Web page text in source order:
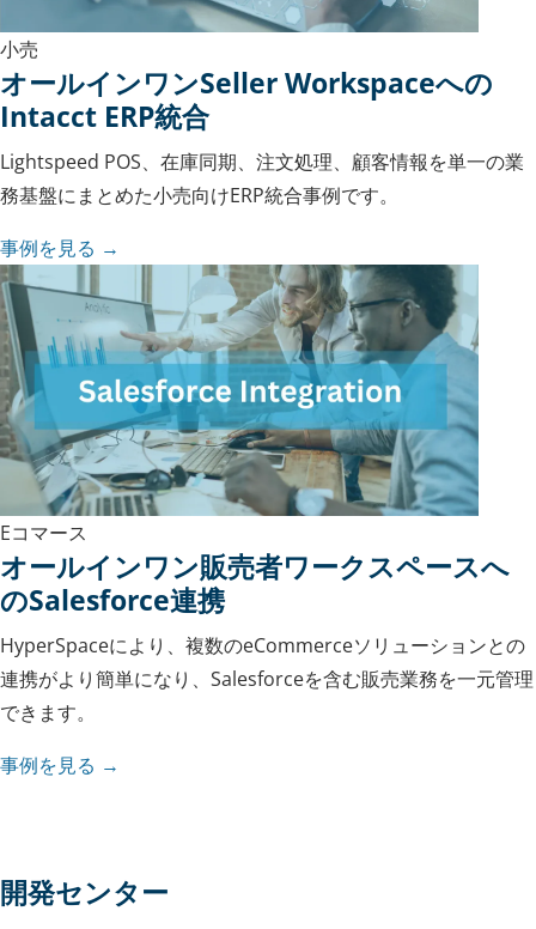
小売
オールインワンSeller Workspaceへの
Intacct ERP統合
Lightspeed POS、在庫同期、注文処理、顧客情報を単一の業
務基盤にまとめた小売向けERP統合事例です。
事例を見る →
Eコマース
オールインワン販売者ワークスペースへ
のSalesforce連携
HyperSpaceにより、複数のeCommerceソリューションとの
連携がより簡単になり、Salesforceを含む販売業務を一元管理
できます。
事例を見る →
開発センター